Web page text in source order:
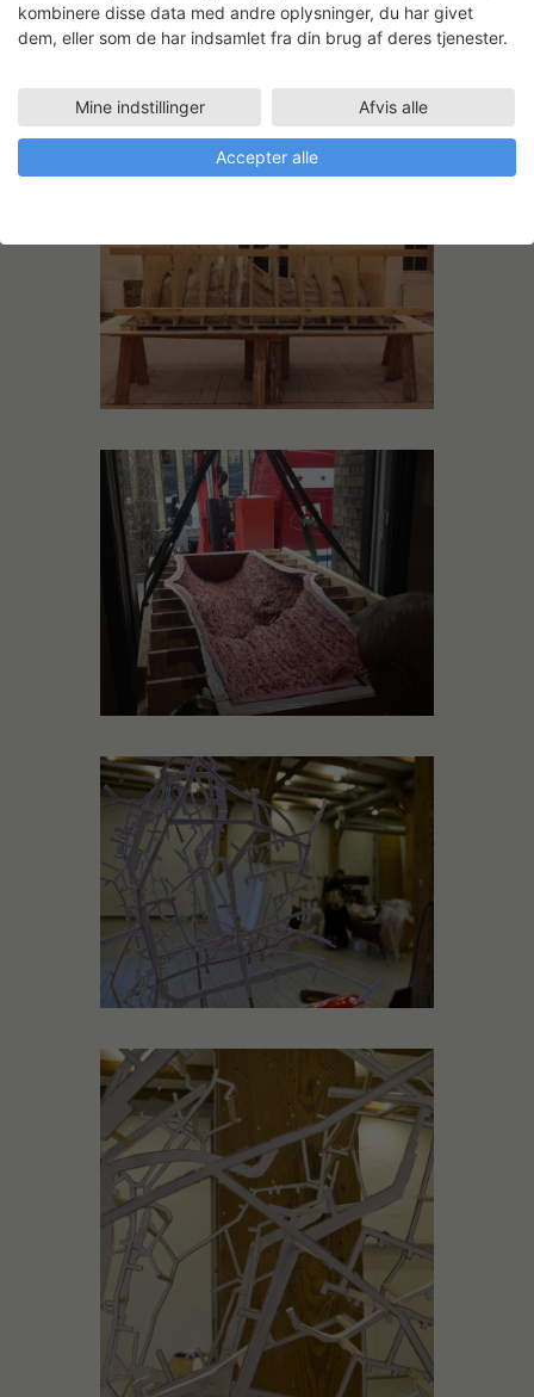
kombinere disse data med andre oplysninger, du har givet
dem, eller som de har indsamlet fra din brug af deres tjenester.
Mine indstillinger Afvis alle
Accepter alle